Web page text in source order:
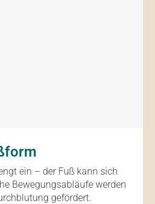
ein – der Fuß kann sich
Bewegungsabläufe werden
gefördert.